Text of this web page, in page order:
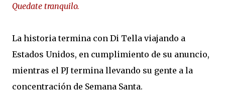
Quedate tranquilo.
La historia termina con Di Tella viajando a
Estados Unidos, en cumplimiento de su anuncio,
mientras el PJ termina llevando su gente a la
concentración de Semana Santa.